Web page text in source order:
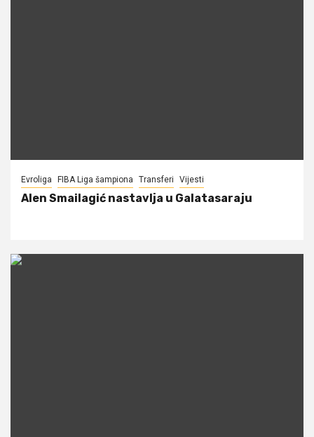
Evroliga FIBA Liga šampiona Transferi Vijesti
Alen Smailagić nastavlja u Galatasaraju